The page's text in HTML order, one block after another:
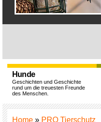
Hunde
Geschichten und Geschichte
rund um die treuesten Freunde
des Menschen.
Home » PRO Tierschutz